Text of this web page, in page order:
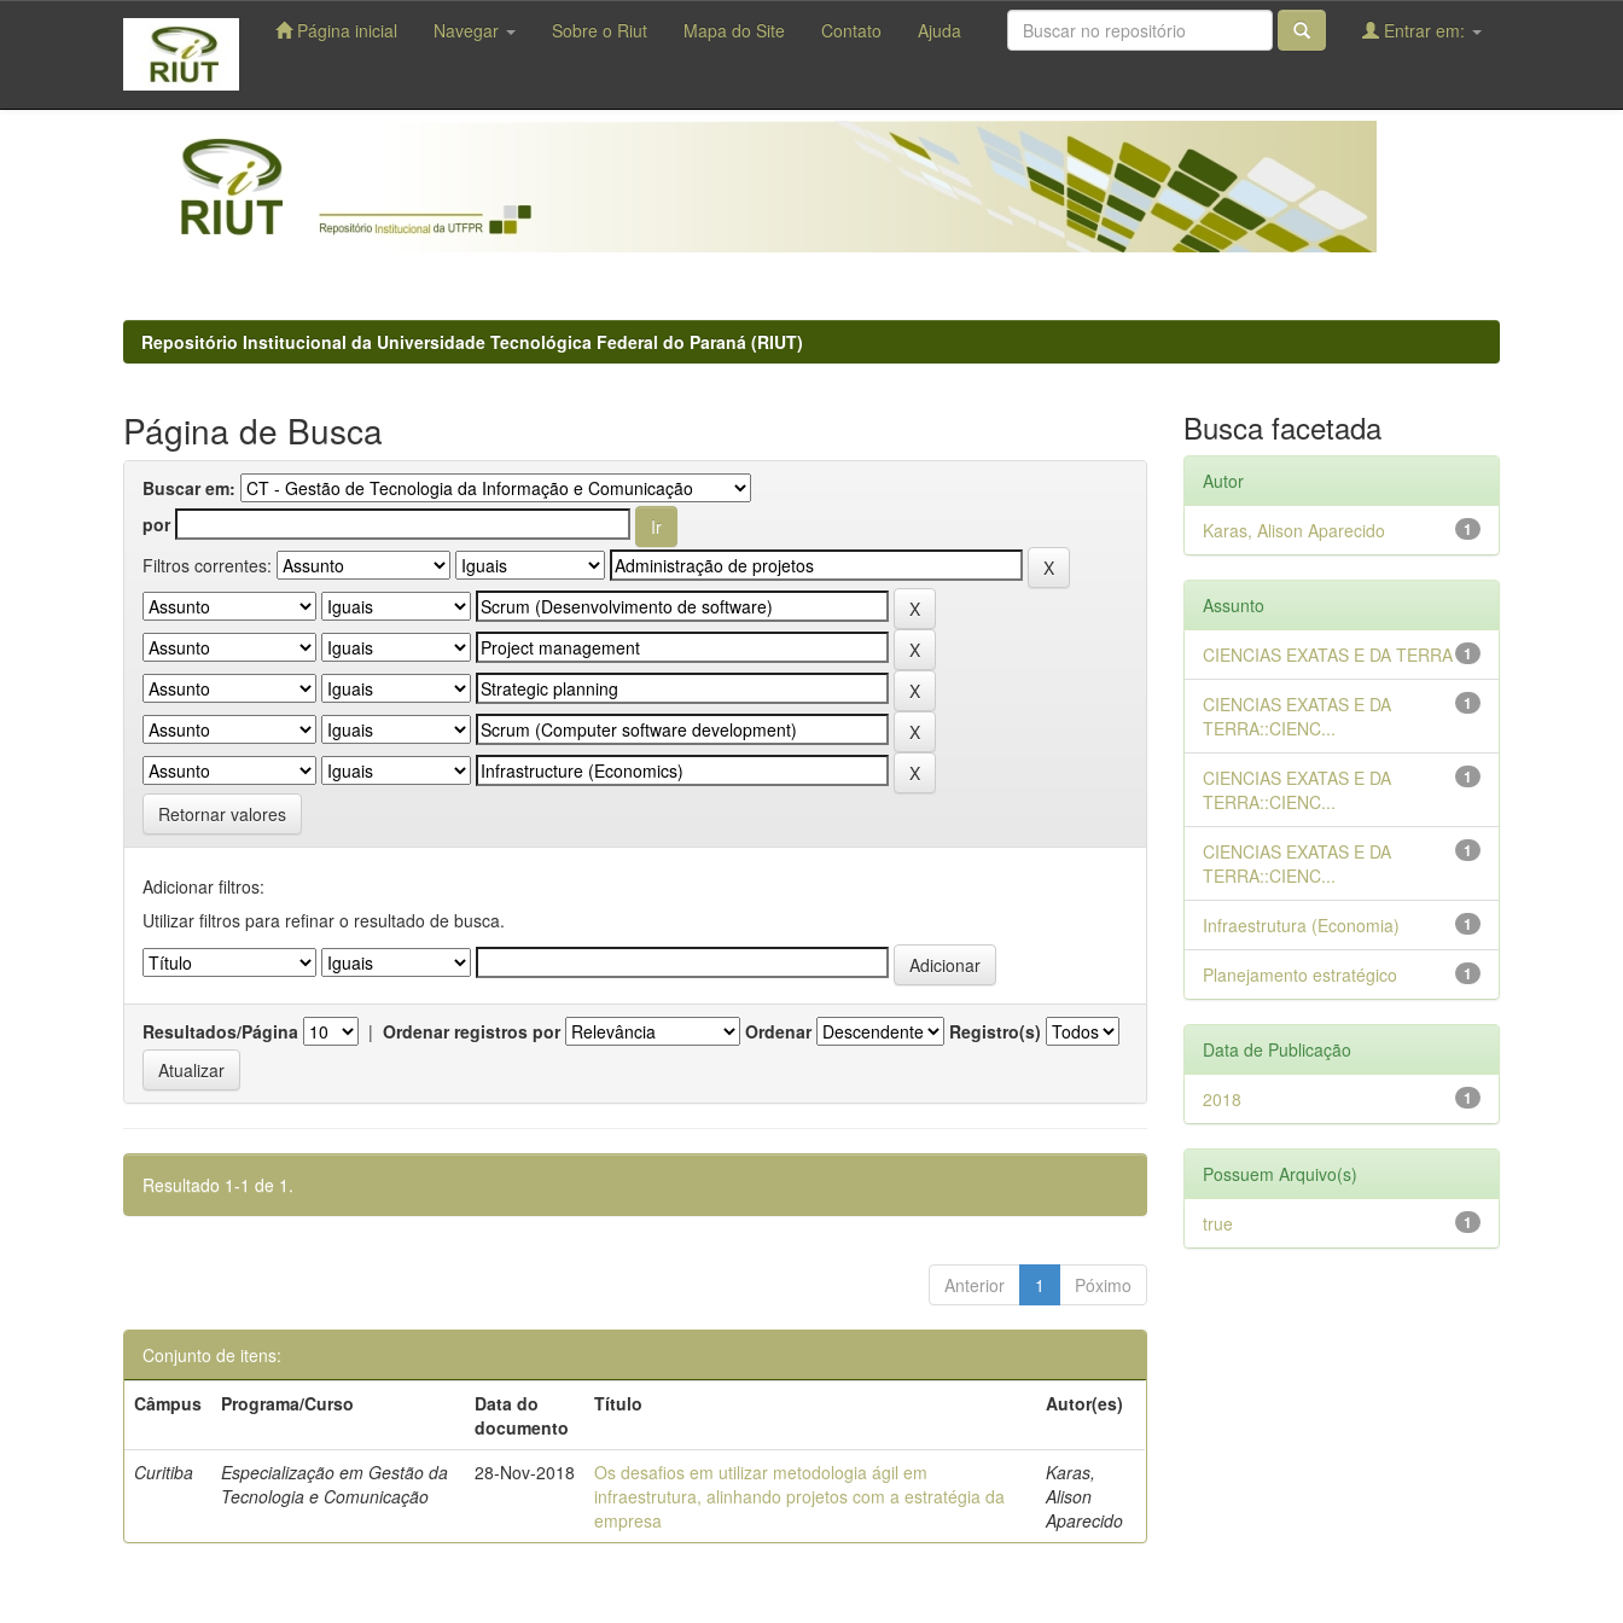
navigation
Página inicial Navegar Sobre o Riut Mapa do Site Contato Ajuda Entrar em:
Repositório Institucional da Universidade Tecnológica Federal do Paraná (RIUT)
Página de Busca
Buscar em:
por
Filtros correntes:
Retornar valores
Adicionar filtros:
Utilizar filtros para refinar o resultado de busca.
Resultados/Página | Ordenar registros por Ordenar Registro(s)
Resultado 1-1 de 1.
Anterior 1 Póximo
Conjunto de itens:
Câmpus
Programa/Curso
Data do
documento
Título Autor(es)
Curitiba
Especialização em Gestão da
Tecnologia e Comunicação
28-Nov-2018
Os desafios em utilizar metodologia ágil em
infraestrutura, alinhando projetos com a estratégia da
empresa
Karas,
Alison
Aparecido
Busca facetada
Autor
1
Karas, Alison Aparecido
Assunto
1
CIENCIAS EXATAS E DA TERRA
1
CIENCIAS EXATAS E DA
TERRA::CIENC...
1
CIENCIAS EXATAS E DA
TERRA::CIENC...
1
CIENCIAS EXATAS E DA
TERRA::CIENC...
1
Infraestrutura (Economia)
1
Planejamento estratégico
Data de Publicação
1
2018
Possuem Arquivo(s)
1
true